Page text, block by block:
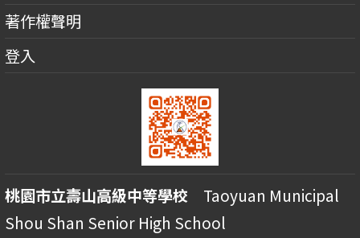
著作權聲明
登入
桃園市立壽山高級中等學校 Taoyuan Municipal
Shou Shan Senior High School